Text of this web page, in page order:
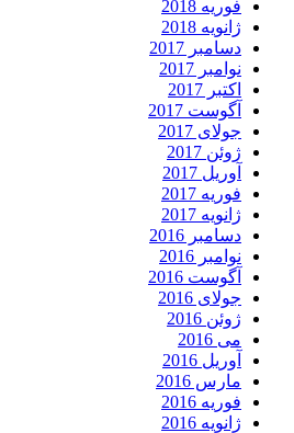
فوریه 2018
ژانویه 2018
دسامبر 2017
نوامبر 2017
اکتبر 2017
آگوست 2017
جولای 2017
ژوئن 2017
آوریل 2017
فوریه 2017
ژانویه 2017
دسامبر 2016
نوامبر 2016
آگوست 2016
جولای 2016
ژوئن 2016
می 2016
آوریل 2016
مارس 2016
فوریه 2016
ژانویه 2016